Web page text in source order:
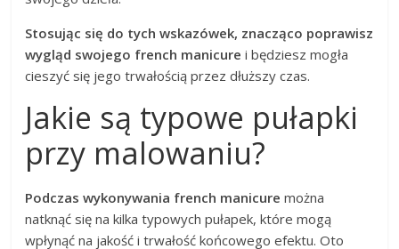
Stosując się do tych wskazówek, znacząco poprawisz
wygląd swojego french manicure i będziesz mogła
cieszyć się jego trwałością przez dłuższy czas.
Jakie są typowe pułapki
przy malowaniu?
Podczas wykonywania french manicure można
natknąć się na kilka typowych pułapek, które mogą
wpłynąć na jakość i trwałość końcowego efektu. Oto